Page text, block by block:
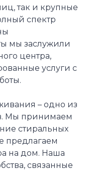
так и крупные
спектр
мы заслужили
центра,
услуги с
– одно из
Мы принимаем
стиральных
предлагаем
на дом. Наша
связанные